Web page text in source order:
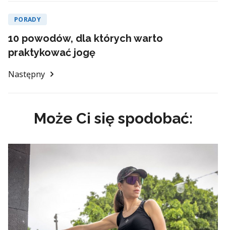
PORADY
10 powodów, dla których warto
praktykować jogę
Następny
Może Ci się spodobać: